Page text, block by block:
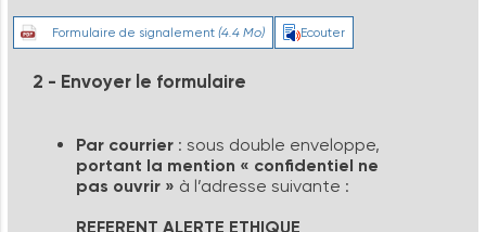
Formulaire de signalement (4.4 Mo) Ecouter
2 - Envoyer le formulaire
Par courrier: sous double enveloppe,
portant la mention « confidentiel ne
pas ouvrir » à l’adresse suivante :
REFERENT ALERTE ETHIQUE